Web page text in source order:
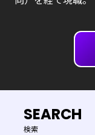
SEARCH
検索